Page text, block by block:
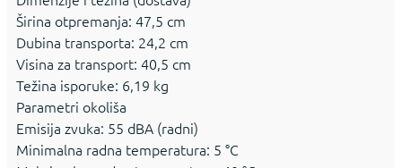
Širina otpremanja: 47,5 cm
Dubina transporta: 24,2 cm
Visina za transport: 40,5 cm
Težina isporuke: 6,19 kg
Parametri okoliša
Emisija zvuka: 55 dBA (radni)
Minimalna radna temperatura: 5 °C